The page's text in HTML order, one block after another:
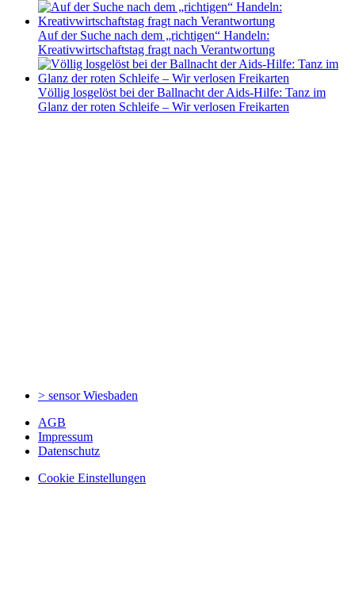
Auf der Suche nach dem „richtigen“ Handeln:
Kreativwirtschaftstag fragt nach Verantwortung
Völlig losgelöst bei der Ballnacht der Aids-Hilfe: Tanz im
Glanz der roten Schleife – Wir verlosen Freikarten
> sensorWiesbaden
AGB
Impressum
Datenschutz
Cookie Einstellungen